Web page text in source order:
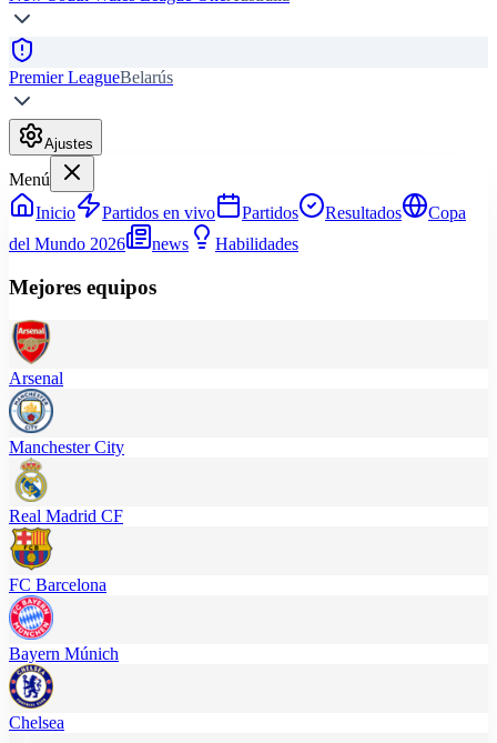
Premier LeagueBelarús
Ajustes
Menú
Inicio
Partidos en vivo Partidos Resultados
Copa
del Mundo 2026
news Habilidades
Mejores equipos
Arsenal
Manchester City
Real Madrid CF
FC Barcelona
Bayern Múnich
Chelsea